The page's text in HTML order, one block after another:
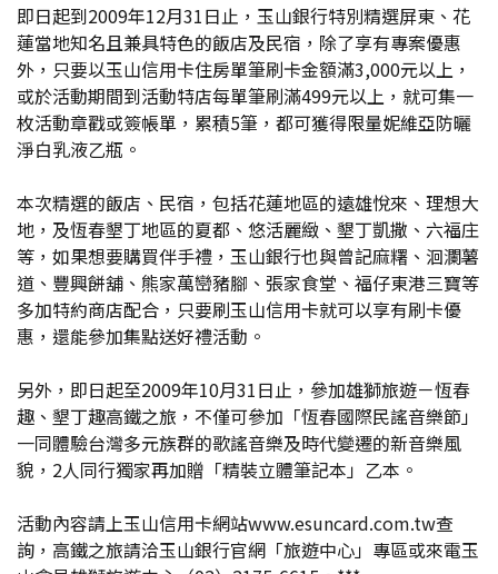
即日起到2009年12月31日止，玉山銀行特別精選屏東、花
蓮當地知名且兼具特色的飯店及民宿，除了享有專案優惠
外，只要以玉山信用卡住房單筆刷卡金額滿3,000元以上，
或於活動期間到活動特店每單筆刷滿499元以上，就可集一
枚活動章戳或簽帳單，累積5筆，都可獲得限量妮維亞防曬
淨白乳液乙瓶。
本次精選的飯店、民宿，包括花蓮地區的遠雄悅來、理想大
地，及恆春墾丁地區的夏都、悠活麗緻、墾丁凱撒、六福庄
等，如果想要購買伴手禮，玉山銀行也與曾記麻糬、洄瀾薯
道、豐興餅舖、熊家萬巒豬腳、張家食堂、福仔東港三寶等
多加特約商店配合，只要刷玉山信用卡就可以享有刷卡優
惠，還能參加集點送好禮活動。
另外，即日起至2009年10月31日止，參加雄獅旅遊－恆春
趣、墾丁趣高鐵之旅，不僅可參加「恆春國際民謠音樂節」
一同體驗台灣多元族群的歌謠音樂及時代變遷的新音樂風
貌，2人同行獨家再加贈「精裝立體筆記本」乙本。
活動內容請上玉山信用卡網站www.esuncard.com.tw查
詢，高鐵之旅請洽玉山銀行官網「旅遊中心」專區或來電玉